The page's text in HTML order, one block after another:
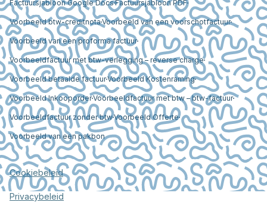
Factuursjabloon Google DocsFactuursjabloon PDF
Voorbeeld btw-creditnotaVoorbeeld van een voorschotfactuur
Voorbeeld van een proforma factuur
Voorbeeldfactuur met btw-verlegging – reverse charge
Voorbeeld betaalde factuurVoorbeeld Kostenraming
Voorbeeld InkooporderVoorbeeldfactuur met btw – btw-factuur
Voorbeeldfactuur zonder btwVoorbeeld Offerte
Voorbeeld van een pakbon
Cookiebeleid
Privacybeleid